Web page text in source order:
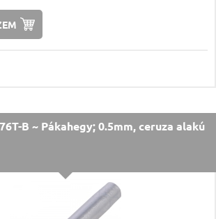
B ~ Pákahegy; 0.5mm, ceruza alakú